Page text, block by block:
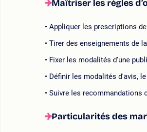
Maîtriser les règles
Appliquer les prescriptions
Tirer des enseignements de
Fixer les modalités d'une
Définir les modalités d'avis,
Suivre les recommandations
Particularités des